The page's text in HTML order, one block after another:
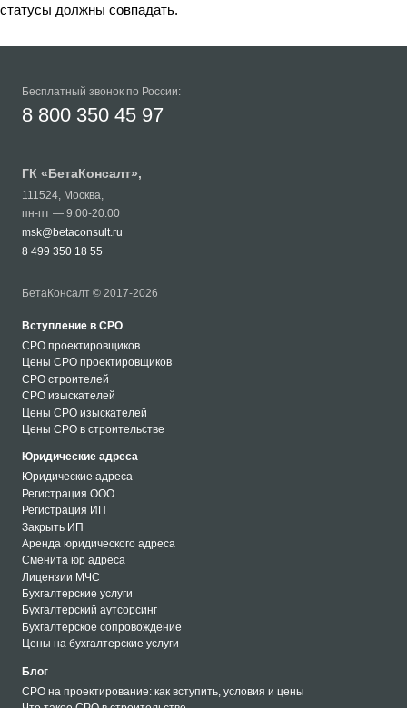
статусы должны совпадать.
Бесплатный звонок по России:
8 800 350 45 97
ГК « БетаКонсалт»,
111524 Москва
пн-пт — 9:00-20:00
msk@betaconsult.ru
8 499 350 18 55
БетаКонсалт © 2017-2026
Вступление в СРО
СРО проектировщиков
Цены СРО проектировщиков
СРО строителей
СРО изыскателей
Цены СРО изыскателей
Цены СРО в строительстве
Юридические адреса
Юридические адреса
Регистрация ООО
Регистрация ИП
Закрыть ИП
Аренда юридического адреса
Сменита юр адреса
Лицензии МЧС
Бухгалтерские услуги
Бухгалтерский аутсорсинг
Бухгалтерское сопровождение
Цены на бухгалтерские услуги
Блог
СРО на проектирование: как вступить, условия и цены